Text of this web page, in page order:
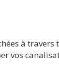
à travers
vos